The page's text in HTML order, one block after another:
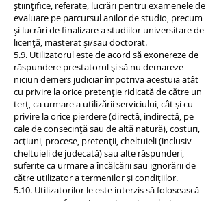
științifice, referate, lucrări pentru examenele de
evaluare pe parcursul anilor de studio, precum
și lucrări de finalizare a studiilor universitare de
licență, masterat și/sau doctorat.
5.9. Utilizatorul este de acord să exonereze de
răspundere prestatorul și să nu demareze
niciun demers judiciar împotriva acestuia atât
cu privire la orice pretenție ridicată de către un
terț, ca urmare a utilizării serviciului, cât și cu
privire la orice pierdere (directă, indirectă, pe
cale de consecință sau de altă natură), costuri,
acțiuni, procese, pretenții, cheltuieli (inclusiv
cheltuieli de judecată) sau alte răspunderi,
suferite ca urmare a încălcării sau ignorării de
către utilizator a termenilor și condițiilor.
5.10. Utilizatorilor le este interzis să folosească